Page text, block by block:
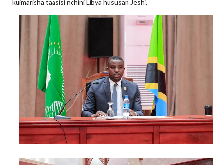
kuimarisha taasisi nchini Libya hususan Jeshi.